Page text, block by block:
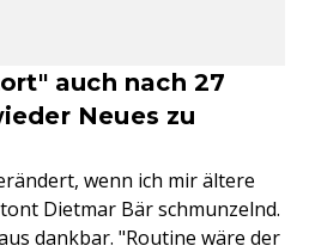
auch nach 27
Neues zu
wenn ich mir ältere
Dietmar Bär schmunzelnd.
dankbar. "Routine wäre der